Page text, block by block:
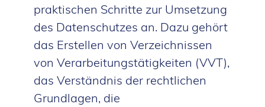
praktischen Schritte zur Umsetzung
des Datenschutzes an. Dazu gehört
das Erstellen von Verzeichnissen
von Verarbeitungstätigkeiten (VVT),
das Verständnis der rechtlichen
Grundlagen, die